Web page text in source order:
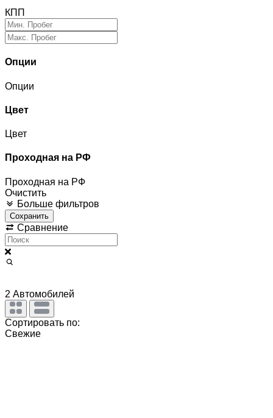
КПП
Опции
Опции
Цвет
Цвет
Проходная на РФ
Проходная на РФ
Очистить
Больше фильтров
Сохранить
Сравнение
2 Автомобилей
Сортировать по:
Свежие